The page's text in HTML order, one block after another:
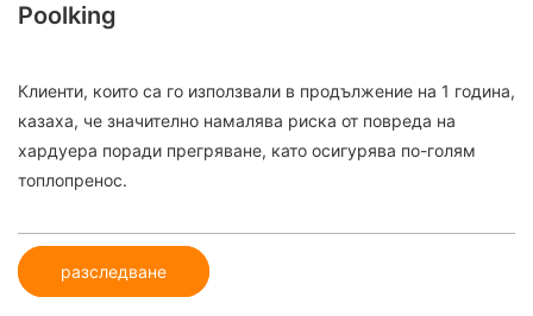
Poolking
Клиенти, които са го използвали в продължение на 1 година,
казаха, че значително намалява риска от повреда на
хардуера поради прегряване, като осигурява по-голям
топлопренос.
разследване